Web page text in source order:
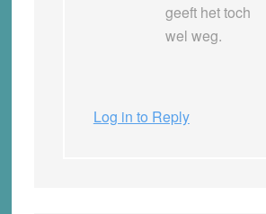
geeft het toch
wel weg.
Log in to Reply